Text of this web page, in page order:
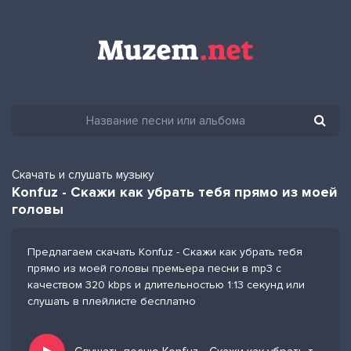
Скачать и слушать музыку
Konfuz - Скажи как убрать тебя прямо из моей
головы
Предлагаем скачать Konfuz - Скажи как убрать тебя
прямо из моей головы премьера песни в mp3 с
качеством 320 kbps и длительностью 1:13 секунд или
слушать в плейлисте бесплатно